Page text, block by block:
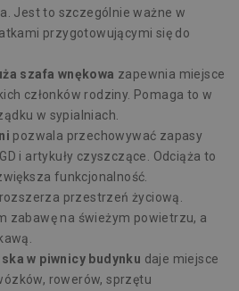
Jest to szczególnie ważne w
przygotowującymi się do
szafa wnękowa zapewnia miejsce
członków rodziny. Pomaga to w
w sypialniach.
pozwala przechowywać zapasy
i artykuły czyszczące. Odciąża to
funkcjonalność.
rozszerza przestrzeń życiową.
zabawę na świeżym powietrzu, a
w piwnicy budynku daje miejsce
rowerów, sprzętu